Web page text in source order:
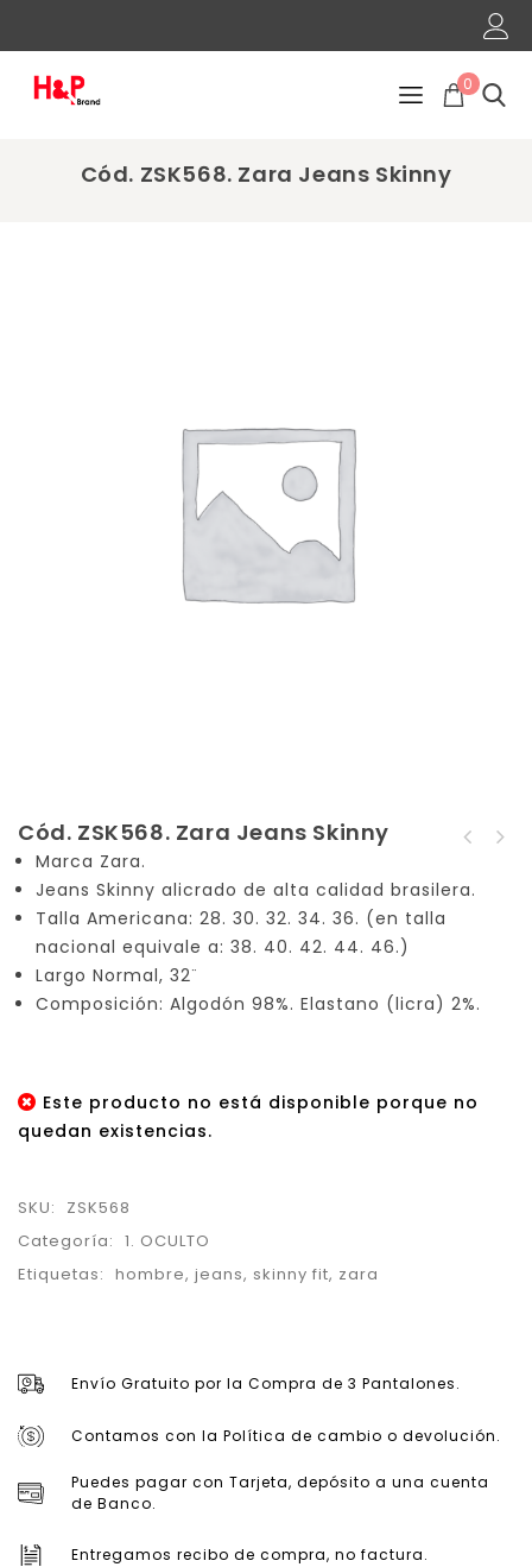
0
Cód. ZSK568. Zara Jeans Skinny
Cód. ZSK568. Zara Jeans Skinny
Marca Zara.
Jeans Skinny alicrado de alta calidad brasilera.
Talla Americana: 28. 30. 32. 34. 36. (en talla
nacional equivale a: 38. 40. 42. 44. 46.)
Largo Normal, 32¨
Composición: Algodón 98%. Elastano (licra) 2%.
Este producto no está disponible porque no
quedan existencias.
SKU:
ZSK568
Categoría: 1. OCULTO
Etiquetas: hombre, jeans, skinny fit, zara
Envío Gratuito por la Compra de 3 Pantalones.
Contamos con la Política de cambio o devolución.
Puedes pagar con Tarjeta, depósito a una cuenta
de Banco.
Entregamos recibo de compra, no factura.